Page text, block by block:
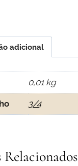
adicional
0,01 kg
3/4